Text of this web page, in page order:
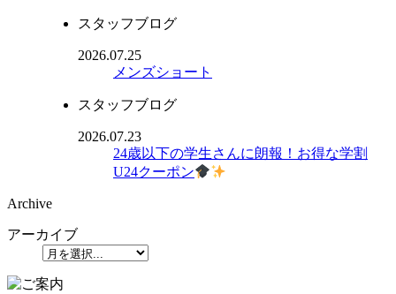
スタッフブログ
2026.07.25
メンズショート
スタッフブログ
2026.07.23
24歳以下の学生さんに朗報！お得な学割
U24クーポン
Archive
アーカイブ